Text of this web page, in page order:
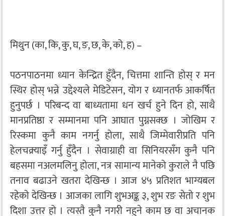
मिथुन (का, कि, कु, घ, ङ, छ, के, को, ह) –
पठनपाठनमा ध्यान केन्द्रित हुँदैन, चित्तमा शान्ति होस् र मन
स्थिर होस् भन्ने उद्देश्यले मेडिटेसन, योग र ध्यानतर्फ आकर्षित
हुनुपर्छ । परिबन्द वा बाध्यतामा धन खर्च हुने दिन हो, साथै
मानप्रतिष्ठा र सम्मानमा पनि आघात पुग्नसक्छ । जोखिम र
रिस्कमा कुनै काम नगर्नु होला, साथै जिम्मेवारीप्रति पनि
हेलचक्र्याइँ गर्नु हुँदैन । सेवाग्राही वा सिनियरसँग कुनै पनि
बहसमा नअलमलिनु होला, नत्र सामान्य मानेको कुराले नै पछि
तनाव बढाउने खतरा देखिन्छ । आज ४५ प्रतिशत भाग्यबल
रहेको देखिन्छ । आजका लागि शुभअङ्क ३, शुभ रङ सेतो र शुभ
दिशा उत्तर हो । त्यस्तै कुनै नगरी नहुने काम छ वा अचानक